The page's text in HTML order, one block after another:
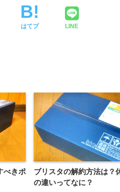
はてブ LINE
べきポ
ブリスタの解約方法は？
の違いってなに？